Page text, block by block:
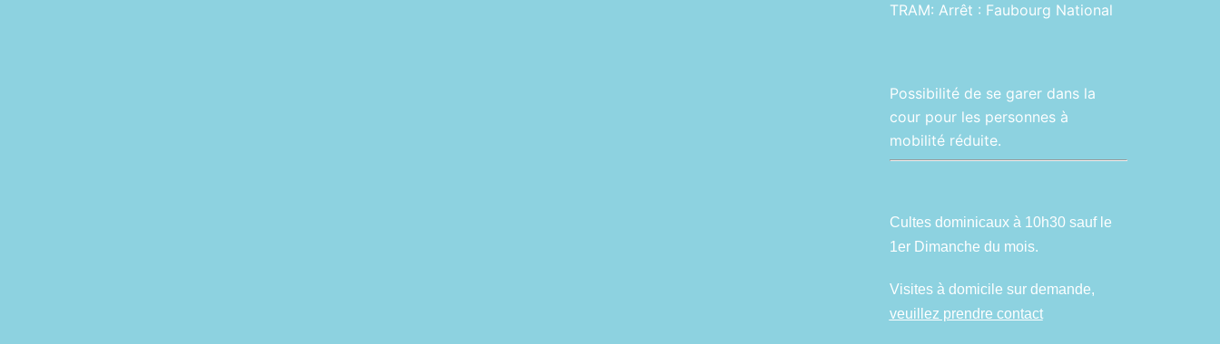
TRAM: Arrêt : Faubourg National
Possibilité de se garer dans la
cour pour les personnes à
mobilité réduite.
Cultes dominicaux à 10h30 sauf le
1er Dimanche du mois.
Visites à domicile sur demande,
veuillez prendre contact